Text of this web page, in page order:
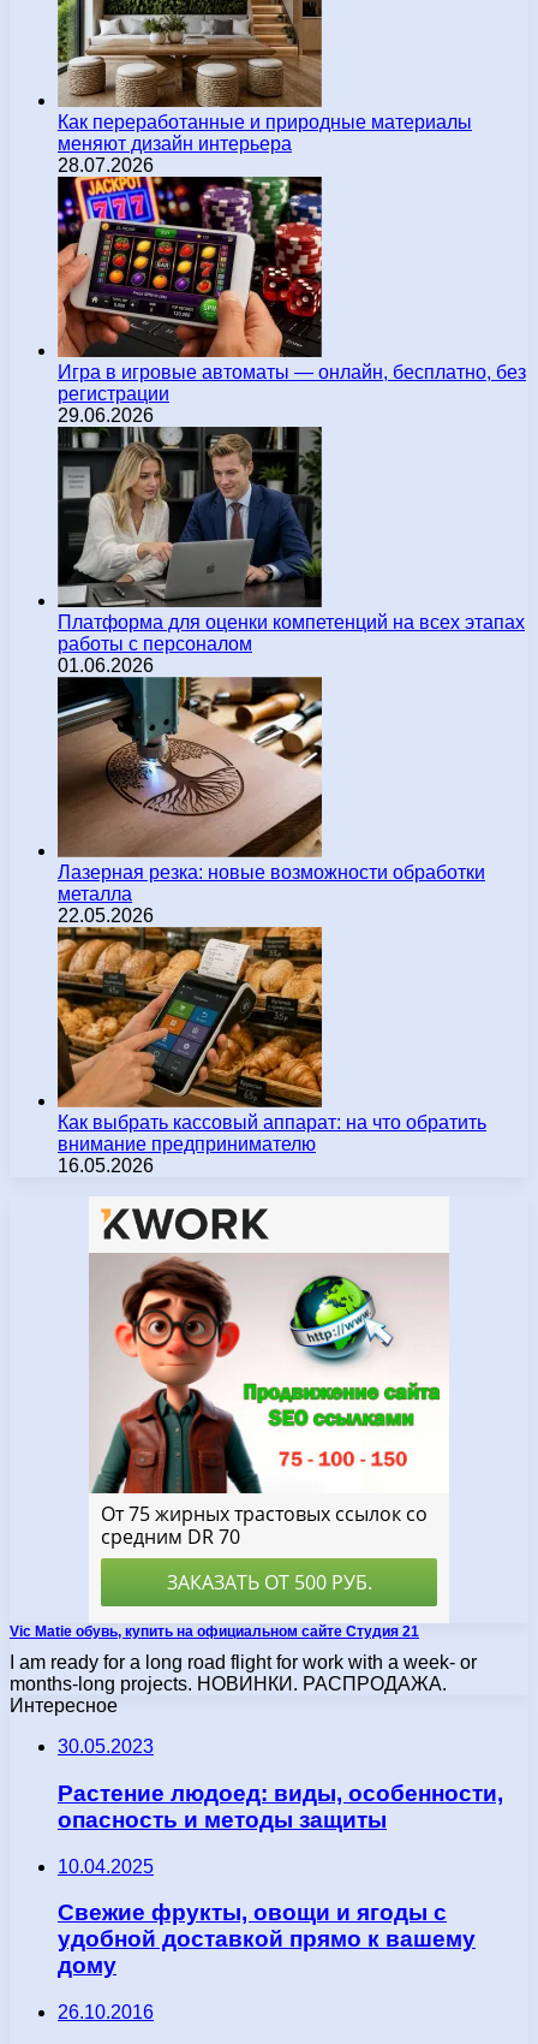
Как переработанные и природные материалы
меняют дизайн интерьера
28.07.2026
Игра в игровые автоматы — онлайн, бесплатно, без
регистрации
29.06.2026
Платформа для оценки компетенций на всех этапах
работы с персоналом
01.06.2026
Лазерная резка: новые возможности обработки
металла
22.05.2026
Как выбрать кассовый аппарат: на что обратить
внимание предпринимателю
16.05.2026
Vic Matie обувь, купить на официальном сайте Студия 21
I am ready for a long road flight for work with a week- or
months-long projects. НОВИНКИ. РАСПРОДАЖА.
Интересное
30.05.2023
Растение людоед: виды, особенности,
опасность и методы защиты
10.04.2025
Свежие фрукты, овощи и ягоды с
удобной доставкой прямо к вашему
дому
26.10.2016